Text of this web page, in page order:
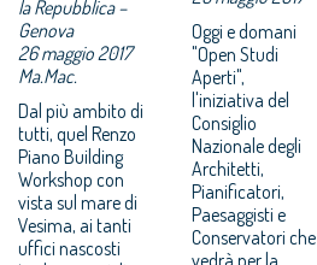
la Repubblica –
Genova
26 maggio 2017
Ma.Mac.
Dal più ambito di
tutti, quel Renzo
Piano Building
Workshop con
vista sul mare di
Vesima, ai tanti
uffici nascosti
Oggi e domani
"Open Studi
Aperti",
l'iniziativa del
Consiglio
Nazionale degli
Architetti,
Pianificatori,
Paesaggisti e
Conservatori che
vedrà per la